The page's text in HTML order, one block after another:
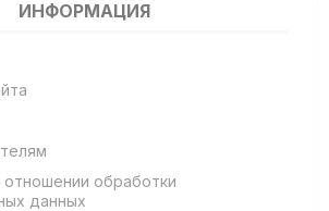
ИНФОРМАЦИЯ
отношении обработки
данных